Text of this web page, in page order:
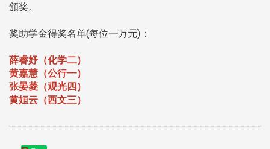
颁奖。
奖助学金得奖名单(每位一万元)：
薛睿妤（化学二）
黄嘉慧（公行一）
张晏菱（观光四）
黄姮云 （西文三）